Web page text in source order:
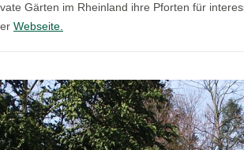
Gärten im Rheinland ihre Pforten für
Webseite.